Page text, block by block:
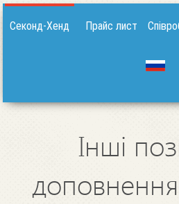
Секонд-Хенд Прайс лист
Інші